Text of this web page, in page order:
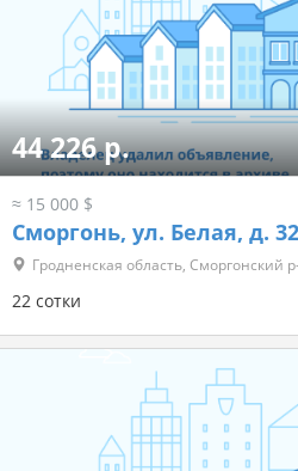
44 226 р.
≈ 15 000 $
Сморгонь, ул. Белая, д. 32
Гродненская область, Сморгонский
22 сотки